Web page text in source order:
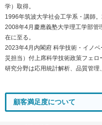
学）取得。
1996年筑波大学社会工学系・講師
2008年4月慶應義塾大学理工学部管
在に至る。
2023年4月内閣府 科学技術・イノ
災担当）付上席科学技術政策フェロ
研究分野は応用統計解析、品質管理
顧客満足度について